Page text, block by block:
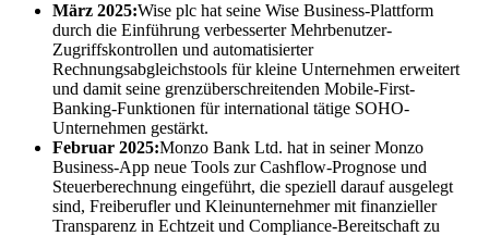
März 2025:Wise plc hat seine Wise Business-Plattform
durch die Einführung verbesserter Mehrbenutzer-
Zugriffskontrollen und automatisierter
Rechnungsabgleichstools für kleine Unternehmen erweitert
und damit seine grenzüberschreitenden Mobile-First-
Banking-Funktionen für international tätige SOHO-
Unternehmen gestärkt.
Februar 2025:Monzo Bank Ltd. hat in seiner Monzo
Business-App neue Tools zur Cashflow-Prognose und
Steuerberechnung eingeführt, die speziell darauf ausgelegt
sind, Freiberufler und Kleinunternehmer mit finanzieller
Transparenz in Echtzeit und Compliance-Bereitschaft zu